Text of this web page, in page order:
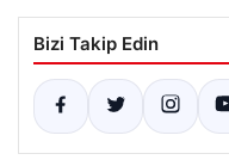
Bizi Takip Edin